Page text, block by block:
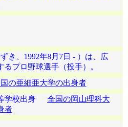
き、1992年8月7日 - ）は、広
プロ野球選手（投手）。
の亜細亜大学の出身者
学校出身 全国の岡山理科大
者